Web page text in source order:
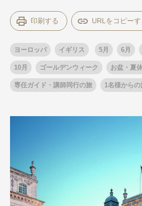
お盆・夏休み
年末年
ブランド
“知究”紀行
夢の休日 | 海外旅行
美術鑑賞
お祭り
日系航空会社で
世界遺産を訪れる
ブランド
夢の休日 煌
夢の休日
四季彩紀行
目的・テーマから探す
紅葉
花火
祭り
ラグジュアリーバスでめ
アドベンチャーツーリ
島旅
印刷する
ヨーロッパ イギリス 5月 6月
10月 ゴールデンウィーク お盆・夏
専任ガイド・講師同行の旅 1名様からの